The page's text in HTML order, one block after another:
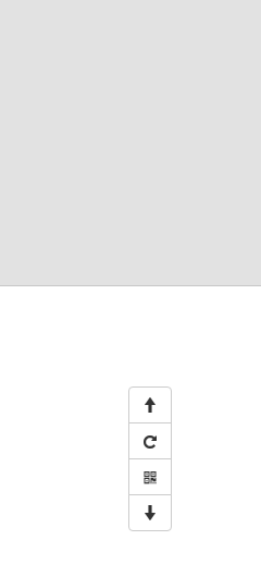



